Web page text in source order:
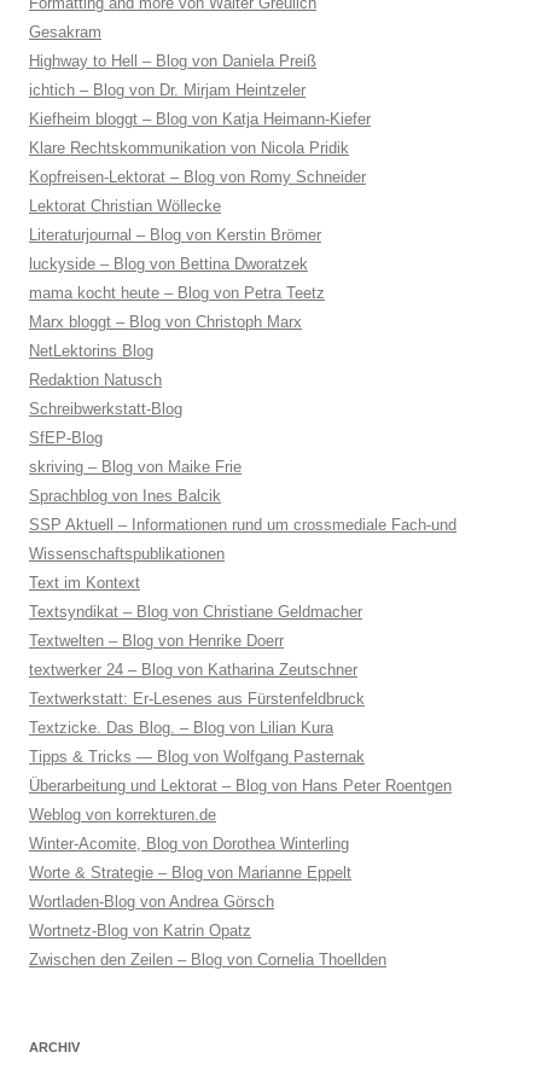
Gesakram
Highway to Hell – Blog von Daniela Preiß
ichtich – Blog von Dr. Mirjam Heintzeler
Kiefheim bloggt – Blog von Katja Heimann-Kiefer
Klare Rechtskommunikation von Nicola Pridik
Kopfreisen-Lektorat – Blog von Romy Schneider
Lektorat Christian Wöllecke
Literaturjournal – Blog von Kerstin Brömer
luckyside – Blog von Bettina Dworatzek
mama kocht heute – Blog von Petra Teetz
Marx bloggt – Blog von Christoph Marx
NetLektorins Blog
Redaktion Natusch
Schreibwerkstatt-Blog
SfEP-Blog
skriving – Blog von Maike Frie
Sprachblog von Ines Balcik
SSP Aktuell – Informationen rund um crossmediale Fach-und
Wissenschaftspublikationen
Text im Kontext
Textsyndikat – Blog von Christiane Geldmacher
Textwelten – Blog von Henrike Doerr
textwerker 24 – Blog von Katharina Zeutschner
Textwerkstatt: Er-Lesenes aus Fürstenfeldbruck
Textzicke. Das Blog. – Blog von Lilian Kura
Tipps & Tricks — Blog von Wolfgang Pasternak
Überarbeitung und Lektorat – Blog von Hans Peter Roentgen
Weblog von korrekturen.de
Winter-Acomite, Blog von Dorothea Winterling
Worte & Strategie – Blog von Marianne Eppelt
Wortladen-Blog von Andrea Görsch
Wortnetz-Blog von Katrin Opatz
Zwischen den Zeilen – Blog von Cornelia Thoellden
ARCHIV